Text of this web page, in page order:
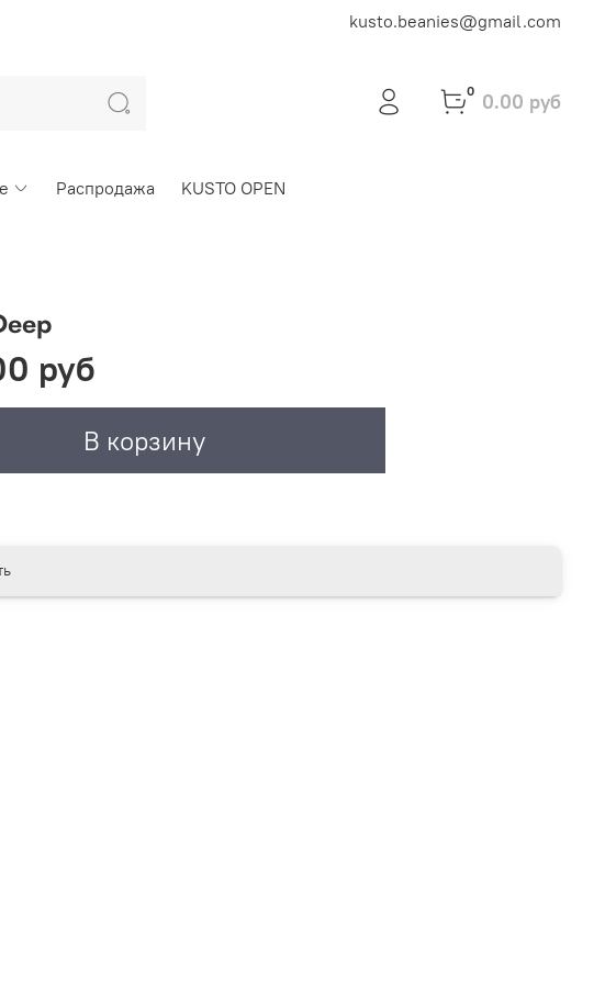
kusto.beanies@gmail.com
0 0.00 руб
Распродажа KUSTO OPEN
руб
В корзину